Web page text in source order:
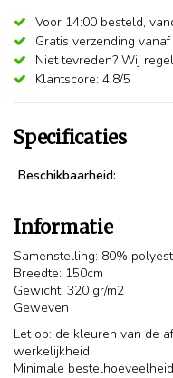
Voor 14:00 besteld,
Gratis verzending
Niet tevreden? Wij
Klantscore: 4,8/5
Specificaties
Beschikbaarheid:
Informatie
Samenstelling: 80%
Breedte: 150cm
Gewicht: 320 gr/m2
Geweven
Let op: de kleuren van de
werkelijkheid.
Minimale